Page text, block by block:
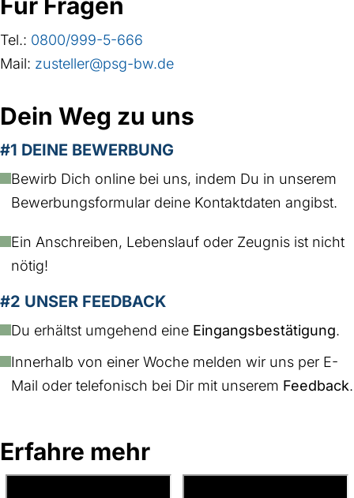
Tel.: 0800/999-5-666
Mail: zusteller@psg-bw.de
Dein Weg zu uns
#1 DEINE BEWERBUNG
Bewirb Dich online bei uns, indem Du in unserem
Bewerbungsformular deine Kontaktdaten angibst.
Ein Anschreiben, Lebenslauf oder Zeugnis ist nicht
nötig!
#2 UNSER FEEDBACK
Du erhältst umgehend eine Eingangsbestätigung.
Innerhalb von einer Woche melden wir uns per E-
Mail oder telefonisch bei Dir mit unserem Feedback.
Erfahre mehr